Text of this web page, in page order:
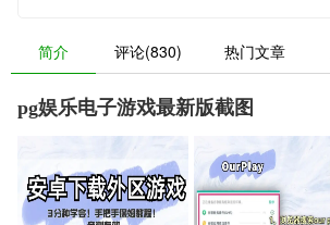
简介 评论(830) 热门文章
pg娱乐电子游戏最新版截图